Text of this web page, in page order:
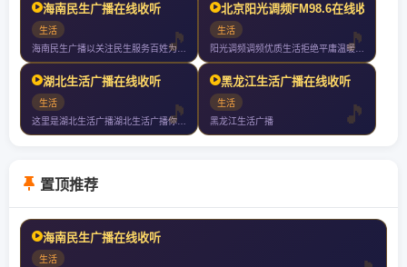
海南民生广播在线收听
生活
北京阳光调频FM98.6在线收听
生活
湖北生活广播在线收听
生活
黑龙江生活广播在线收听
生活
黑龙江生活广播
置顶推荐
海南民生广播在线收听
生活